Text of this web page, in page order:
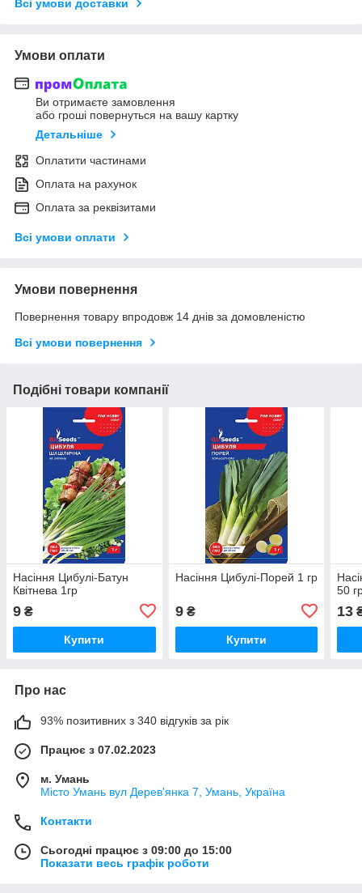
Всі умови доставки
Умови оплати
Ви отримаєте замовлення
або гроші повернуться на вашу картку
Детальніше
Оплатити частинами
Оплата на рахунок
Оплата за реквізитами
Всі умови оплати
Умови повернення
Повернення товару впродовж 14 днів за домовленістю
Всі умови повернення
Подібні товари компанії
Насіння Цибулі-Батун
Квiтнева 1гр
9 ₴
Купити
Насіння Цибулі-Порей 1 гр
9₴
Купити
50
13
Про нас
93% позитивних з 340 відгуків за рік
Працює з 07.02.2023
м. Умань
Місто Умань вул Дерев'янка 7, Умань, Україна
Контакти
Сьогодні працює з 09:00 до 15:00
Показати весь графік роботи